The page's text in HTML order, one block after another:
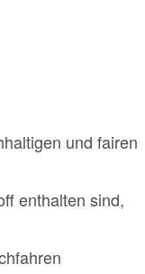
und fairen
enthalten sind,